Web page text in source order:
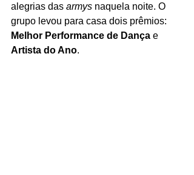
alegrias das armys naquela noite. O
grupo levou para casa dois prêmios:
Melhor Performance de Dança e
Artista do Ano.